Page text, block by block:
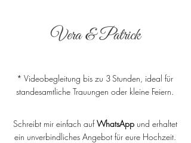
Vera & Patrick
* Videobegleitung bis zu 3 Stunden, ideal für
standesamtliche Trauungen oder kleine Feiern.
Schreibt mir einfach aufWhatsAppund erhaltet
ein unverbindliches Angebot für eure Hochzeit.